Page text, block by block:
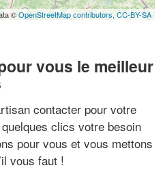
©OpenStreetMap contributors, CC-BY-SA
vous le meilleur
contacter pour votre
clics votre besoin
pour vous et vous mettons
vous faut !